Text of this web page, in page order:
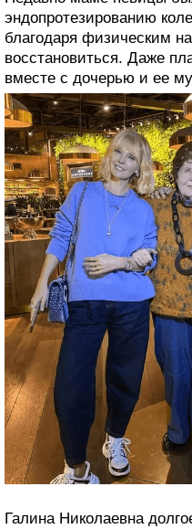
эндопротезированию
благодаря физическим
восстановиться. Даже
вместе с дочерью и ее
Галина Николаевна